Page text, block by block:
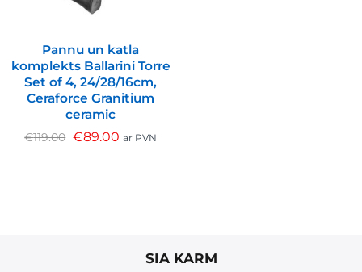
Pannu un katla
komplekts Ballarini Torre
Set of 4, 24/28/16cm,
Ceraforce Granitium
ceramic
€119.00 €89.00 ar PVN
SIA KARM